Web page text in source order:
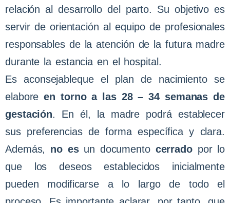
relación al desarrollo del parto. Su objetivo es
servir de orientación al equipo de profesionales
responsables de la atención de la futura madre
durante la estancia en el hospital.
Es aconsejableque el plan de nacimiento se
elaboreen torno a las 28 – 34 semanas de
gestación. En él, la madre podrá establecer
sus preferencias de forma específica y clara.
Además, no es un documento cerradopor lo
que los deseos establecidos inicialmente
pueden modificarse a lo largo de todo el